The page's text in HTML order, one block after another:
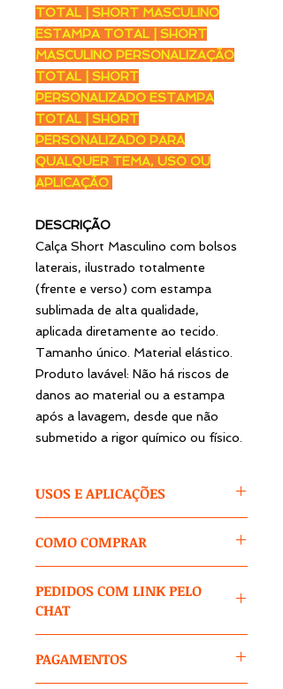
TOTAL | SHORT MASCULINO
ESTAMPA TOTAL | SHORT
MASCULINO PERSONALIZAÇÃO
TOTAL | SHORT
PERSONALIZADO ESTAMPA
TOTAL | SHORT
PERSONALIZADO PARA
QUALQUER TEMA, USO OU
APLICAÇÃO
DESCRIÇÃO
Calça Short Masculino com bolsos
laterais, ilustrado totalmente
(frente e verso) com estampa
sublimada de alta qualidade,
aplicada diretamente ao tecido.
Tamanho único. Material elástico.
Produto lavável: Não há riscos de
danos ao material ou a estampa
após a lavagem, desde que não
submetido a rigor químico ou físico.
USOS E APLICAÇÕES
personalizado ficar completa faltava
incluir peças de baixo. E agora, você
para uso pessoal, comercial ou
festivo. E o melhor, é que eles
podem ser estampados
integralmente. Essa característica
COMO COMPRAR
carrinho,selecione as opções
cores / tamanhos / modelos e
2 -Digite no campo 1: tema, cores,
textos, design, variações nas artes e
PEDIDOS COM LINK PELO
CHAT
produtos off-catálogo, itens
complementares, produtos
PAGAMENTOS